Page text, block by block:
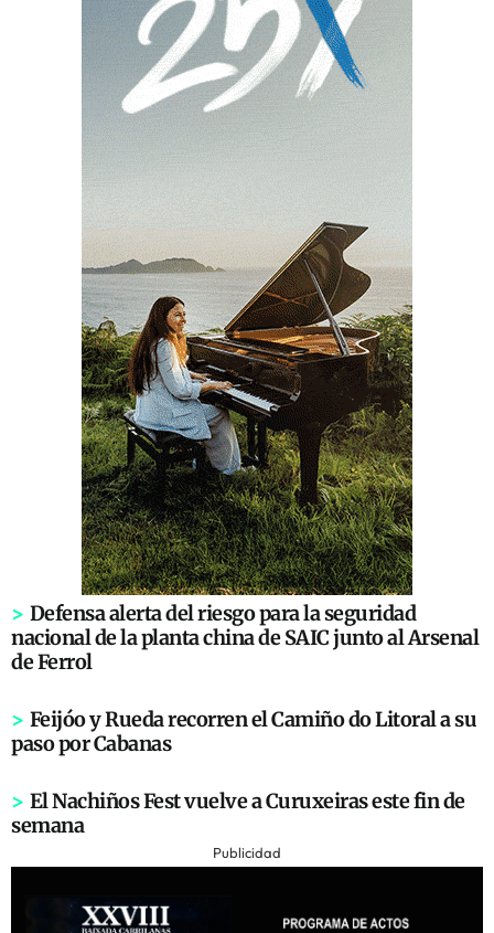
> Defensa alerta del riesgo para la seguridad
nacional de la planta china de SAIC junto al Arsenal
de Ferrol
> Feijóo y Rueda recorren el Camiño do Litoral a su
paso por Cabanas
> El Nachiños Fest vuelve a Curuxeiras este fin de
semana
Publicidad